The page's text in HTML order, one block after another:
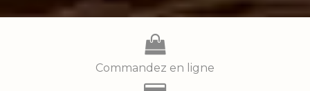
Commandez en ligne